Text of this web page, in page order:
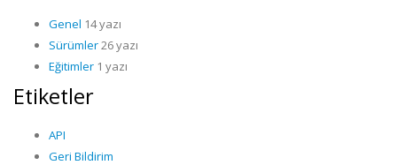
Genel 14 yazı
Sürümler26 yazı
Eğitimler 1 yazı
Etiketler
API
Geri Bildirim